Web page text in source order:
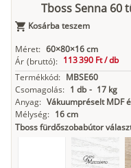
Tboss Senna 60
Kosárba teszem
Méret: 60×80×16 cm
Ár (bruttó): 113 390 Ft /db
Termékkód: MBSE60
Csomagolás: 1 db - 17 kg
Anyag: Vákuumpréselt MDF
Mélység: 16 cm
Tboss fürdőszobabútor